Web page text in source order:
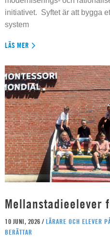
initiativet. Syftet är att bygga
system
LÄS MER
Mellanstadieelever
10 JUNI, 2026 / LÄRARE OCH ELEVER
BERÄTTAR